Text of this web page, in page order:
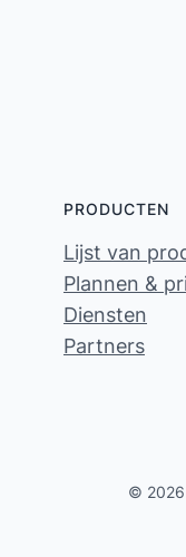
PRODUCTEN
Lijst van
Plannen &
Diensten
Partners
© 2026